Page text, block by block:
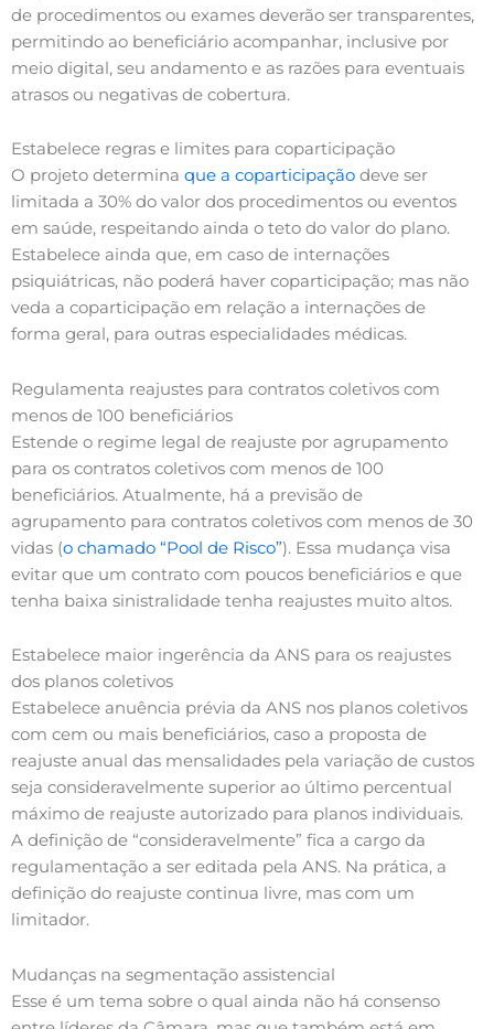
de procedimentos ou exames deverão ser transparentes,
permitindo ao beneficiário acompanhar, inclusive por
meio digital, seu andamento e as razões para eventuais
atrasos ou negativas de cobertura.
Estabelece regras e limites para coparticipação
O projeto determina que a coparticipação deve ser
limitada a 30% do valor dos procedimentos ou eventos
em saúde, respeitando ainda o teto do valor do plano.
Estabelece ainda que, em caso de internações
psiquiátricas, não poderá haver coparticipação; mas não
veda a coparticipação em relação a internações de
forma geral, para outras especialidades médicas.
Regulamenta reajustes para contratos coletivos com
menos de 100 beneficiários
Estende o regime legal de reajuste por agrupamento
para os contratos coletivos com menos de 100
beneficiários. Atualmente, há a previsão de
agrupamento para contratos coletivos com menos de 30
vidas (o chamado “Pool de Risco”). Essa mudança visa
evitar que um contrato com poucos beneficiários e que
tenha baixa sinistralidade tenha reajustes muito altos.
Estabelece maior ingerência da ANS para os reajustes
dos planos coletivos
Estabelece anuência prévia da ANS nos planos coletivos
com cem ou mais beneficiários, caso a proposta de
reajuste anual das mensalidades pela variação de custos
seja consideravelmente superior ao último percentual
máximo de reajuste autorizado para planos individuais.
A definição de “consideravelmente” fica a cargo da
regulamentação a ser editada pela ANS. Na prática, a
definição do reajuste continua livre, mas com um
limitador.
Mudanças na segmentação assistencial
Esse é um tema sobre o qual ainda não há consenso